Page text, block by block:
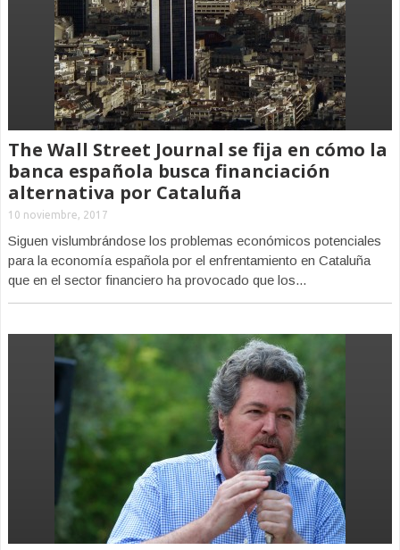
The Wall Street Journal se fija en cómo la
banca española busca financiación
alternativa por Cataluña
10 noviembre, 2017
Siguen vislumbrándose los problemas económicos potenciales
para la economía española por el enfrentamiento en Cataluña
que en el sector financiero ha provocado que los...